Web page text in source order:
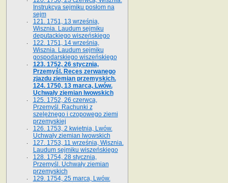
Instrukcya sejmiku posłom na
sejm
121. 1751, 13 września,
Wisznia. Laudum sejmiku
deputackiego wiszeńskiego
122. 1751, 14 września,
Wisznia. Laudum sejmiku
gospodarskiego wiszeńskiego
123. 1752, 26 stycznia,
Przemyśl. Reces zerwanego
zjazdu ziemian przemyskich.
124. 1750, 13 marca, Lwów.
Uchwały ziemian lwowskich
125. 1752, 26 czerwca,
Przemyśl. Rachunki z
szelężnego i czopowego ziemi
przemyskiej
126. 1753, 2 kwietnia, Lwów.
Uchwały ziemian lwowskich
127. 1753, 11 września, Wisznia.
Laudum sejmiku wiszeńskiego
128. 1754, 28 stycznia,
Przemyśl. Uchwały ziemian
przemyskich
129. 1754, 25 marca, Lwów.